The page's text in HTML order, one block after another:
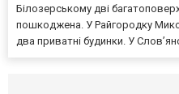
Білозерському дві
пошкоджена. У Райгородку
два приватні будинки. У